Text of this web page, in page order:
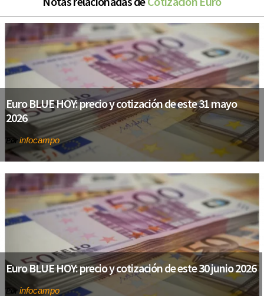
Euro BLUE HOY: precio y cotización de este 31 mayo
2026
Por infocampo
Euro BLUE HOY: precio y cotización de este 30 junio 2026
Por infocampo